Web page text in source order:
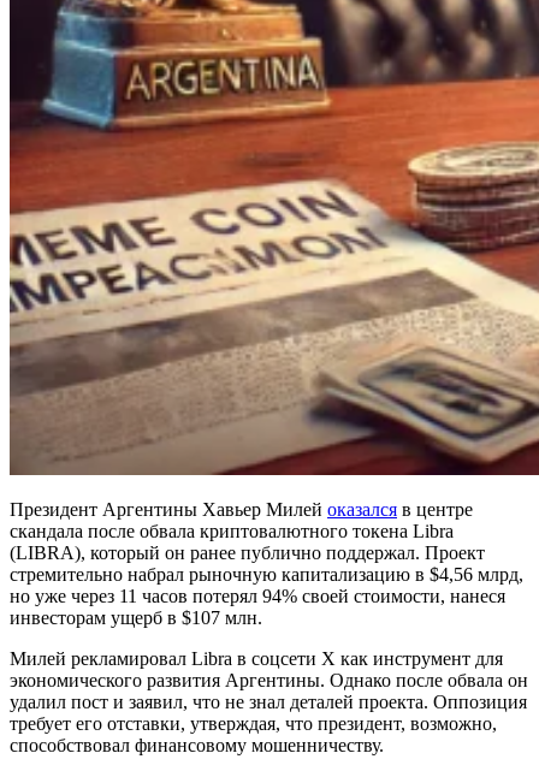
Президент Аргентины Хавьер Милей оказался в центре
скандала после обвала криптовалютного токена Libra
(LIBRA), который он ранее публично поддержал. Проект
стремительно набрал рыночную капитализацию в $4,56 млрд,
но уже через 11 часов потерял 94% своей стоимости, нанеся
инвесторам ущерб в $107 млн.
Милей рекламировал Libra в соцсети X как инструмент для
экономического развития Аргентины. Однако после обвала он
удалил пост и заявил, что не знал деталей проекта. Оппозиция
требует его отставки, утверждая, что президент, возможно,
способствовал финансовому мошенничеству.